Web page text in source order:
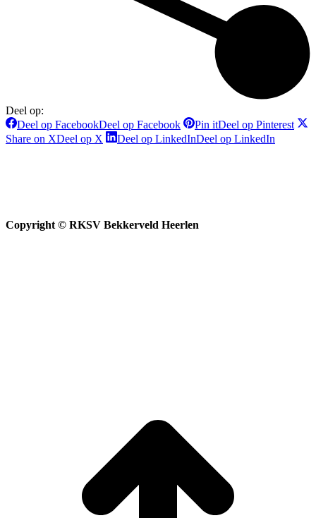
Deel op:
Deel op FacebookDeel op Facebook Pin itDeel op Pinterest
Share on XDeel op X Deel op LinkedInDeel op LinkedIn
Copyright © RKSV Bekkerveld Heerlen